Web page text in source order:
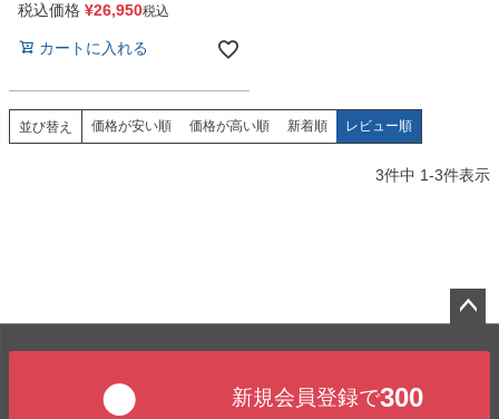
税込価格 ¥26,950税込
カートに入れる
並び替え 価格が安い順 価格が高い順 新着順 レビュー順
3件中 1-3件表示
新規会員登録で300